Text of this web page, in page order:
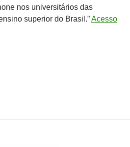
nos universitários das
superior do Brasil.”Acesso